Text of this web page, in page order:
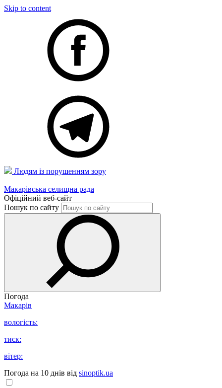
Skip to content
Людям із порушенням зору
Макарівська селищна рада
Офіційний веб-сайт
Пошук по сайту
Погода
Макарів
вологість:
тиск:
вітер:
Погода на 10 днів від sinoptik.ua